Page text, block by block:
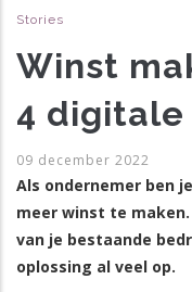
Stories
Winst
4 digitale
09 december 2022
Als ondernemer ben
meer winst te
van je bestaande
oplossing al veel op.